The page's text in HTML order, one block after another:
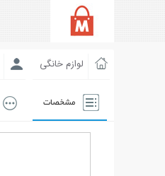
لوازم خانگی
مشخصات